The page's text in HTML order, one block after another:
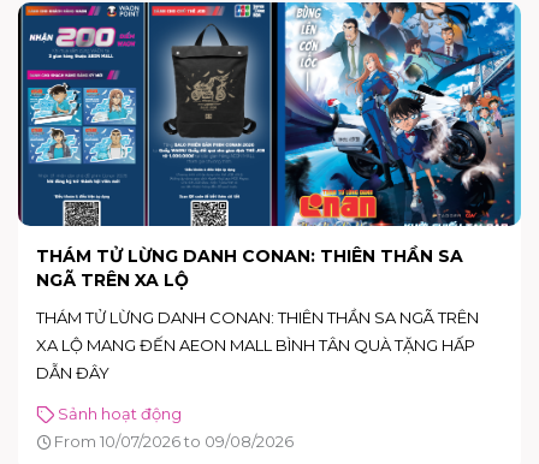
THÁM TỬ LỪNG DANH CONAN: THIÊN THẦN SA
NGÃ TRÊN XA LỘ
THÁM TỬ LỪNG DANH CONAN: THIÊN THẦN SA NGÃ TRÊN
XA LỘ MANG ĐẾN AEON MALL BÌNH TÂN QUÀ TẶNG HẤP
DẪN ĐÂY
Sảnh hoạt động
From 10/07/2026 to 09/08/2026